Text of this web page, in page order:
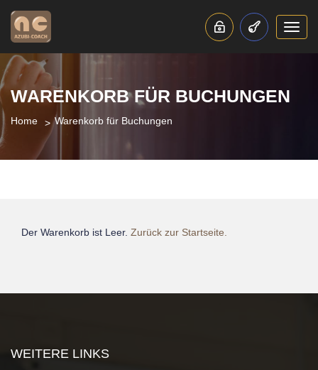
WARENKORB FÜR BUCHUNGEN
Home Warenkorb für Buchungen
Der Warenkorb ist Leer. Zurück zur Startseite.
WEITERE LINKS